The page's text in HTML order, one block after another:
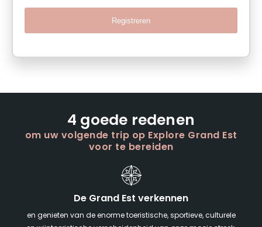
Registreren
4 goede redenen
om uw volgende trip op Explore Grand Est
voor te bereiden
De Grand Est verkennen
en genieten van de enorme toeristische, sportieve, culturele